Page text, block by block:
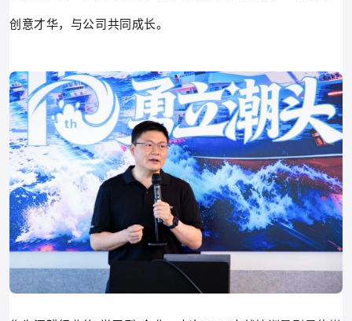
创意才华，与公司共同成长。